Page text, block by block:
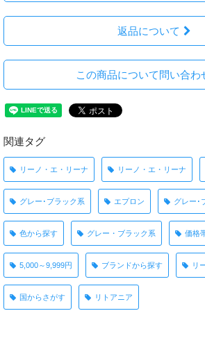
返品について
この商品について問い合わ
関連タグ
リーノ・エ・リーナ リーノ・エ・リーナ
グレー･ブラック系 エプロン グレー･
色から探す グレー・ブラック系 価格
5,000～9,999円 ブランドから探す リ
国からさがす リトアニア